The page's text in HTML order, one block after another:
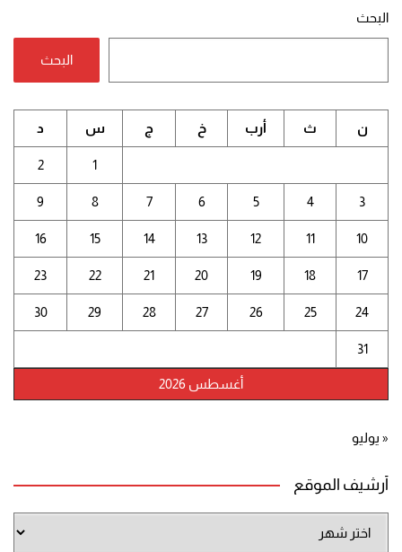
البحث
البحث
أغسطس 2026
ن ث أرب خ ج س د
1
2
3
4
5
6
7
8
9
10
11
12
13
14
15
16
17
18
19
20
21
22
23
24
25
26
27
28
29
30
31
« يوليو
أرشيف الموقع
الموقع